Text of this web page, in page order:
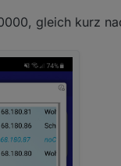
gleich kurz